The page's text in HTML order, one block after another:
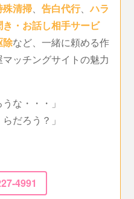
殊清掃、告白代行、ハラ
き・お話し相手サービ
除など、一緒に頼める作
ッチングサイトの魅力
な・・・」
だろう？」
4991